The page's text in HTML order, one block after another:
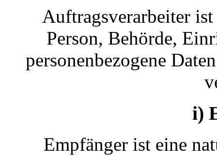
Auftragsverarbeiter
Person, Behörde,
personenbezogene
i)
Empfänger ist eine